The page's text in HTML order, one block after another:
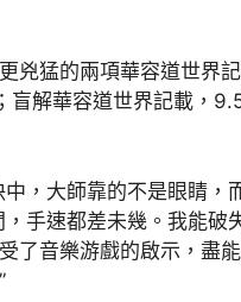
猛的兩項華容道世界
盲解華容道世界記載，
大師靠的不是眼睛，而
，手速都差未幾。我能破
了音樂游戲的啟示，盡